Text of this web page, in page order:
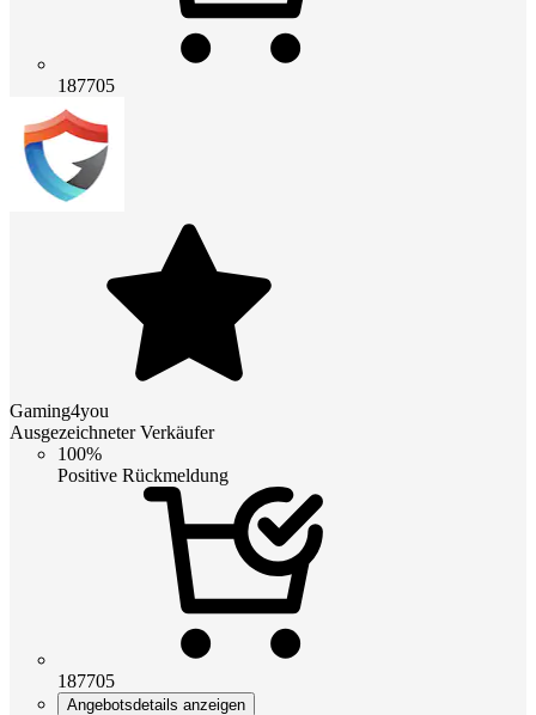
187705
Gaming4you
Ausgezeichneter Verkäufer
100%
Positive Rückmeldung
187705
Angebotsdetails anzeigen